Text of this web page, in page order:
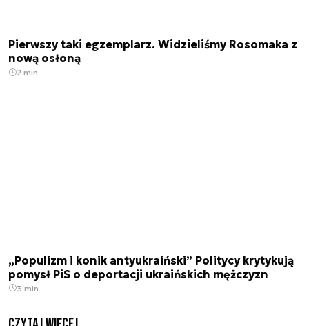
Pierwszy taki egzemplarz. Widzieliśmy Rosomaka z
nową osłoną
2 min.
„Populizm i konik antyukraiński” Politycy krytykują
pomysł PiS o deportacji ukraińskich mężczyzn
3 min.